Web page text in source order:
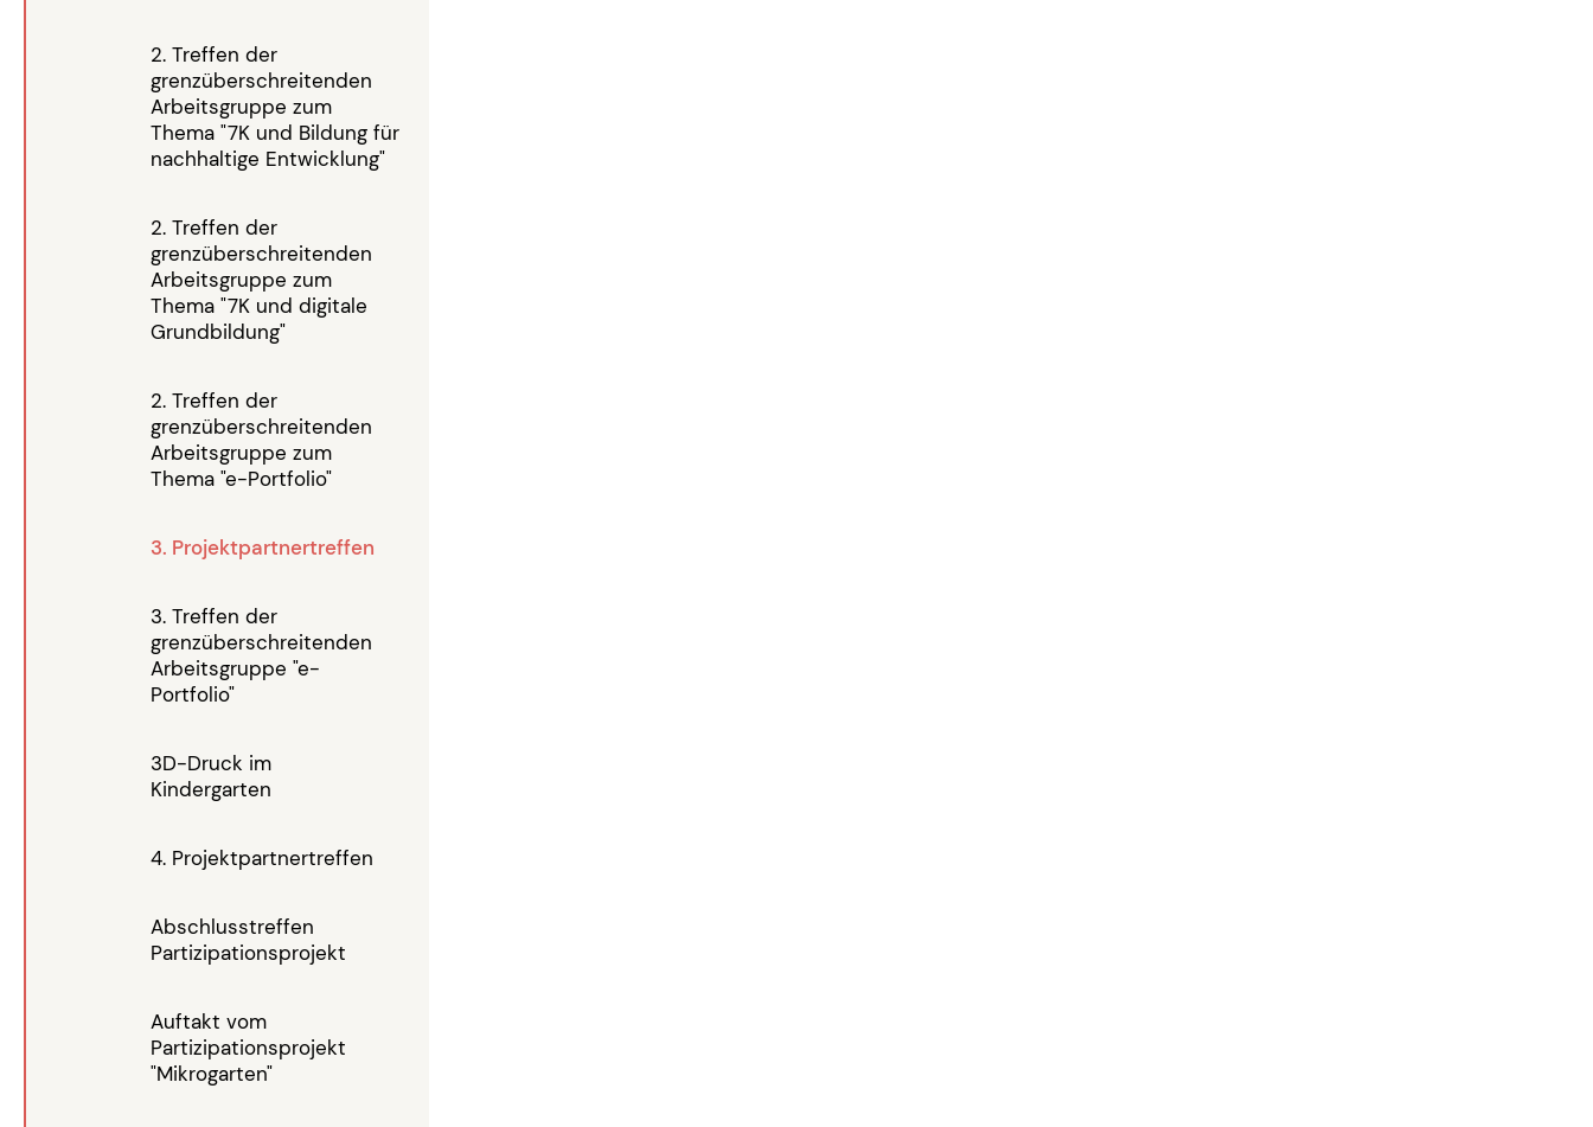
2. Treffen der
grenzüberschreitenden
Arbeitsgruppe zum
Thema "7K und Bildung für
nachhaltige Entwicklung"
2. Treffen der
grenzüberschreitenden
Arbeitsgruppe zum
Thema "7K und digitale
Grundbildung"
2. Treffen der
grenzüberschreitenden
Arbeitsgruppe zum
Thema "e-Portfolio"
3. Projektpartnertreffen
3. Treffen der
grenzüberschreitenden
Arbeitsgruppe "e-
Portfolio"
3D-Druck im
Kindergarten
4. Projektpartnertreffen
Abschlusstreffen
Partizipationsprojekt
Auftakt vom
Partizipationsprojekt
"Mikrogarten"